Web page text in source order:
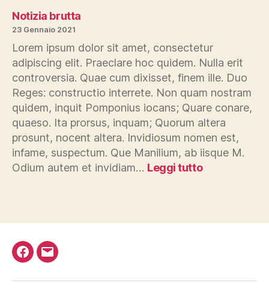
Notizia brutta
23 Gennaio 2021
Lorem ipsum dolor sit amet, consectetur
adipiscing elit. Praeclare hoc quidem. Nulla erit
controversia. Quae cum dixisset, finem ille. Duo
Reges: constructio interrete. Non quam nostram
quidem, inquit Pomponius iocans; Quare conare,
quaeso. Ita prorsus, inquam; Quorum altera
prosunt, nocent altera. Invidiosum nomen est,
infame, suspectum. Que Manilium, ab iisque M.
Odium autem et invidiam… Leggi tutto:
Facebook
Email